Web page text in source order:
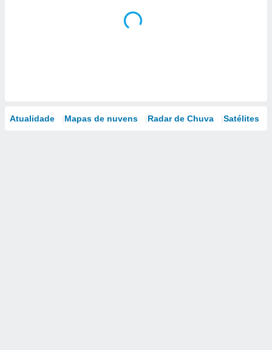
Atualidade Mapas de nuvens Radar de Chuva Satélites